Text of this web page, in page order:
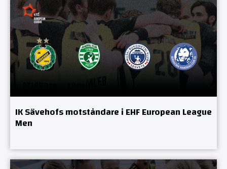
IK Sävehofs motståndare i EHF European League
Men